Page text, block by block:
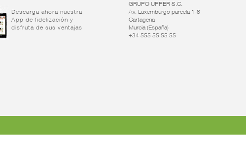
Descarga ahora nuestra
App de fidelización y
disfruta de sus ventajas
GRUPO UPPER S.C.
Av. Luxemburgo parcela 1-6
Cartagena
Murcia (España)
+34 555 55 55 55